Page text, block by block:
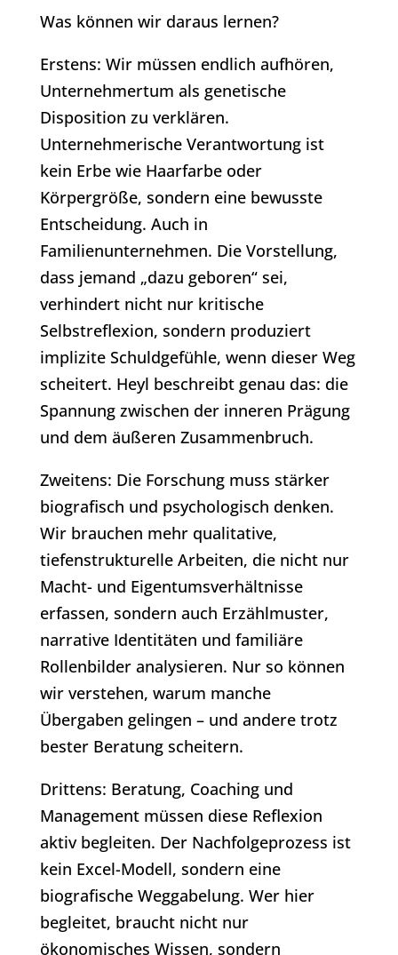
Was können wir daraus lernen?
Erstens: Wir müssen endlich aufhören,
Unternehmertum als genetische
Disposition zu verklären.
Unternehmerische Verantwortung ist
kein Erbe wie Haarfarbe oder
Körpergröße, sondern eine bewusste
Entscheidung. Auch in
Familienunternehmen. Die Vorstellung,
dass jemand „dazu geboren“ sei,
verhindert nicht nur kritische
Selbstreflexion, sondern produziert
implizite Schuldgefühle, wenn dieser Weg
scheitert. Heyl beschreibt genau das: die
Spannung zwischen der inneren Prägung
und dem äußeren Zusammenbruch.
Zweitens: Die Forschung muss stärker
biografisch und psychologisch denken.
Wir brauchen mehr qualitative,
tiefenstrukturelle Arbeiten, die nicht nur
Macht- und Eigentumsverhältnisse
erfassen, sondern auch Erzählmuster,
narrative Identitäten und familiäre
Rollenbilder analysieren. Nur so können
wir verstehen, warum manche
Übergaben gelingen – und andere trotz
bester Beratung scheitern.
Drittens: Beratung, Coaching und
Management müssen diese Reflexion
aktiv begleiten. Der Nachfolgeprozess ist
kein Excel-Modell, sondern eine
biografische Weggabelung. Wer hier
begleitet, braucht nicht nur
ökonomisches Wissen, sondern